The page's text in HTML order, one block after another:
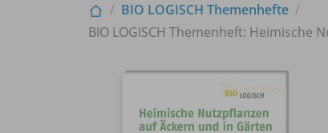
BIO LOGISCH Themenhefte
BIO LOGISCH Themenheft: Heimische